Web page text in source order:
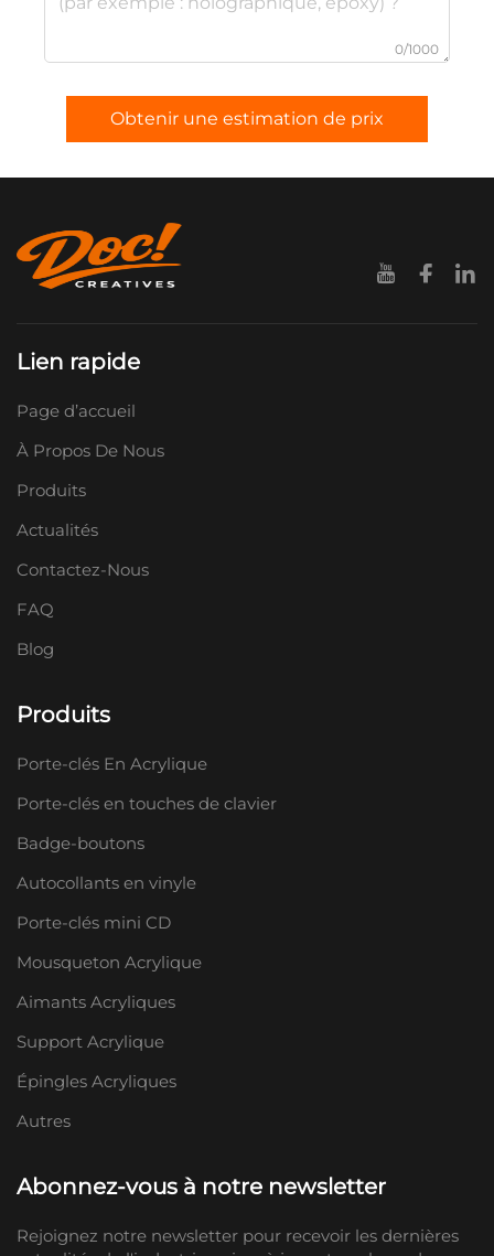
0/1000
Obtenir une estimation de prix
Lien rapide
Page d’accueil
À Propos De Nous
Produits
Actualités
Contactez-Nous
FAQ
Blog
Produits
Porte-clés En Acrylique
Porte-clés en touches de clavier
Badge-boutons
Autocollants en vinyle
Porte-clés mini CD
Mousqueton Acrylique
Aimants Acryliques
Support Acrylique
Épingles Acryliques
Autres
Abonnez-vous à notre newsletter
Rejoignez notre newsletter pour recevoir les dernières